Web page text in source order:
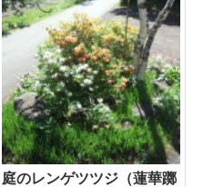
庭のレンゲツツジ（蓮華躑